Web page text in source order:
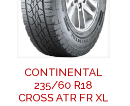
CONTINENTAL
235/60 R18
CROSS ATR FR XL